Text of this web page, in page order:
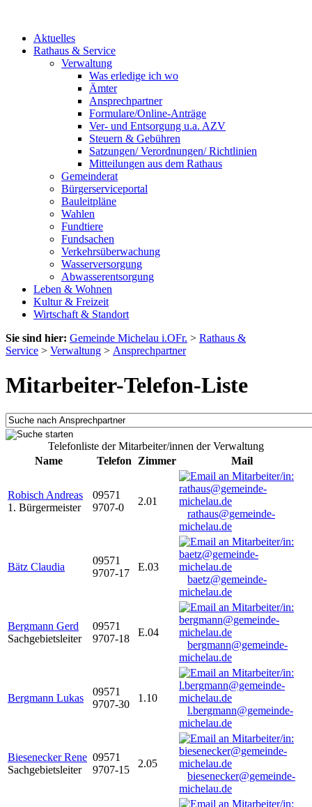
Aktuelles
Rathaus & Service
Verwaltung
Was erledige ich wo
Ämter
Ansprechpartner
Formulare/Online-Anträge
Ver- und Entsorgung u.a. AZV
Steuern & Gebühren
Satzungen/ Verordnungen/ Richtlinien
Mitteilungen aus dem Rathaus
Gemeinderat
Bürgerserviceportal
Bauleitpläne
Wahlen
Fundtiere
Fundsachen
Verkehrsüberwachung
Wasserversorgung
Abwasserentsorgung
Leben & Wohnen
Kultur & Freizeit
Wirtschaft & Standort
Sie sind hier: Gemeinde Michelau i.OFr. > Rathaus &
Service > Verwaltung > Ansprechpartner
Mitarbeiter-Telefon-Liste
Telefonliste der Mitarbeiter/innen der Verwaltung
Name
Telefon Zimmer Mail
Robisch Andreas
1. Bürgermeister
09571
9707-0
2.01
rathaus@gemeinde-
michelau.de
Bätz Claudia
09571
9707-17
E.03
baetz@gemeinde-
michelau.de
Bergmann Gerd
Sachgebietsleiter
09571
9707-18
E.04
bergmann@gemeinde-
michelau.de
Bergmann Lukas
09571
9707-30
1.10
l.bergmann@gemeinde-
michelau.de
Biesenecker Rene
Sachgebietsleiter
09571
9707-15
2.05
biesenecker@gemeinde-
michelau.de